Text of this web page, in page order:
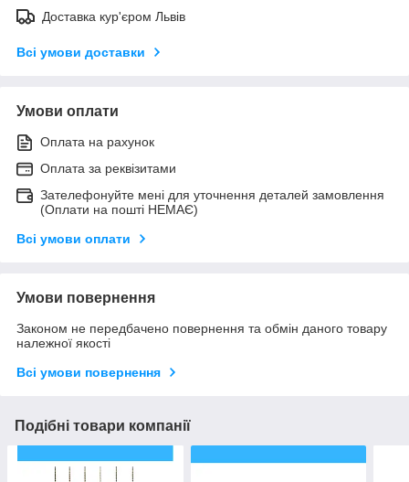
Доставка кур'єром Львів
Всі умови доставки
Умови оплати
Оплата на рахунок
Оплата за реквізитами
Зателефонуйте мені для уточнення деталей замовлення
(Оплати на пошті НЕМАЄ)
Всі умови оплати
Умови повернення
Законом не передбачено повернення та обмін даного товару
належної якості
Всі умови повернення
Подібні товари компанії